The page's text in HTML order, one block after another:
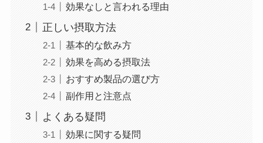
効果なしと言われる理由
正しい摂取方法
基本的な飲み方
効果を高める摂取法
おすすめ製品の選び方
副作用と注意点
よくある疑問
効果に関する疑問